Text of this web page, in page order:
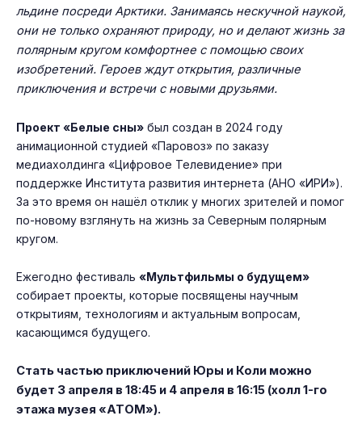
льдине посреди Арктики. Занимаясь нескучной наукой,
они не только охраняют природу, но и делают жизнь за
полярным кругом комфортнее с помощью своих
изобретений. Героев ждут открытия, различные
приключения и встречи с новыми друзьями.
Проект «Белые сны» был создан в 2024 году
анимационной студией «Паровоз» по заказу
медиахолдинга «Цифровое Телевидение» при
поддержке Института развития интернета (АНО «ИРИ»).
За это время он нашёл отклик у многих зрителей и помог
по-новому взглянуть на жизнь за Северным полярным
кругом.
Ежегодно фестиваль «Мультфильмы о будущем»
собирает проекты, которые посвящены научным
открытиям, технологиям и актуальным вопросам,
касающимся будущего.
Стать частью приключений Юры и Коли можно
будет 3 апреля в 18:45 и 4 апреля в 16:15 (холл 1-го
этажа музея «АТОМ»).